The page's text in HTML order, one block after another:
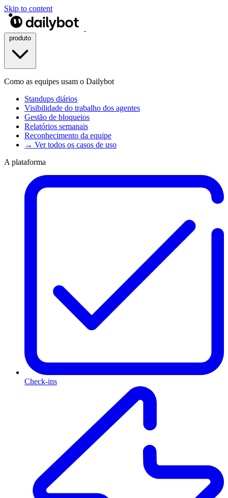
Skip to content
Como as equipes usam o Dailybot
Standups diários
Visibilidade do trabalho dos agentes
Gestão de bloqueios
Relatórios semanais
Reconhecimento da equipe
→ Ver todos os casos de uso
A plataforma
Check-ins